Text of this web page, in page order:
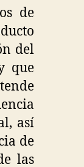
de
del
que
así
de
las